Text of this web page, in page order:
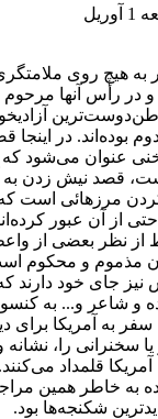
هیچ روی ملامتگری
در رأس آنها
بوده‌اند. در اینجا
عنوان می‌شود
قصد نیش زدن به
مرزهائی است که
از آن عبور
از نظر بعضی از
مذموم و محکوم
نیز جای خود دارند
و شاعر و... به
به آمریکا برای
سخنرانی را، نشانه
قلمداد
به خاطر همین
شکنجه‌ها بود.